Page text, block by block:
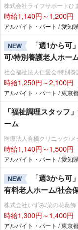
株式会社ライフサポートひ
時給1,140円～1,200円
アルバイト・パート / 愛知県
NEW
「週1から
可/特別養護老人ホー
社会福祉法人仁愛会/特別
時給1,250円～2,100円
アルバイト・パート / 東京
「福祉調理スタッフ
ーム
医療法人倉橋クリニック/
時給1,140円～1,500円
アルバイト・パート / 愛知県
NEW
「週3から
有料老人ホーム/社会
株式会社いずみ/菜の花葛飾
時給1,300円～1,400円
アルバイト・パート / 東京